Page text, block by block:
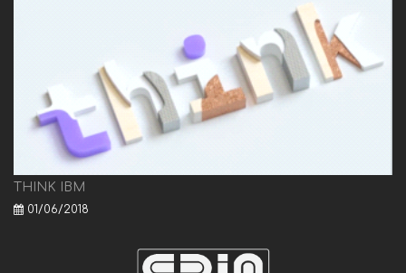
THINK IBM
01/06/2018